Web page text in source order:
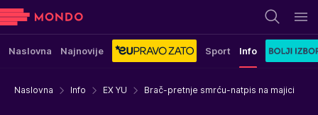
Naslovna Najnovije Sport Info
Naslovna Info EX YU Brač-pretnje smrću-natpis na majici